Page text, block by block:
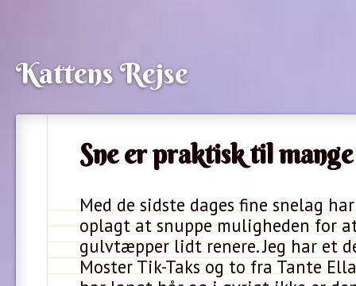
Kattens Rejse
Sne er praktisk til
Med de sidste dages fine snelag
oplagt at snuppe muligheden for
gulvtæpper lidt renere. Jeg har et
Moster Tik-Taks og to fra Tante